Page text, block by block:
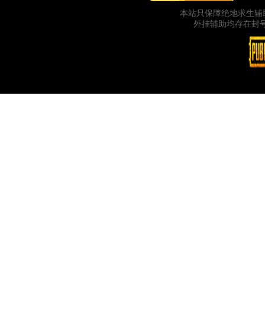
本站只保障绝地求生
外挂辅助均存在封